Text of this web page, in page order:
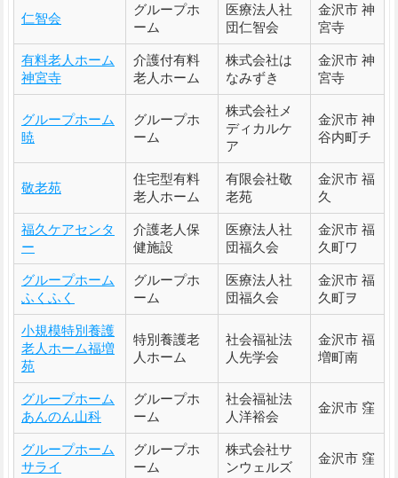
仁智会
グループホ
ーム
医療法人社
団仁智会
金沢市 神
宮寺
有料老人ホーム
神宮寺
介護付有料
老人ホーム
株式会社は
なみずき
金沢市 神
宮寺
グループホーム
暁
グループホ
ーム
株式会社メ
ディカルケ
ア
金沢市 神
谷内町チ
敬老苑
住宅型有料
老人ホーム
有限会社敬
老苑
金沢市 福
久
福久ケアセンタ
ー
介護老人保
健施設
医療法人社
団福久会
金沢市 福
久町ワ
グループホーム
ふくふく
グループホ
ーム
医療法人社
団福久会
金沢市 福
久町ヲ
小規模特別養護
老人ホーム福増
苑
特別養護老
人ホーム
社会福祉法
人先学会
金沢市 福
増町南
グループホーム
あんのん山科
グループホ
ーム
社会福祉法
人洋裕会
金沢市 窪
グループホーム
サライ
グループホ
ーム
株式会社サ
ンウェルズ
金沢市 窪